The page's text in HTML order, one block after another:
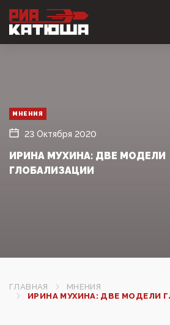
МНЕНИЯ
23 Октября 2020
ИРИНА МУХИНА: ДВЕ МОДЕЛИ
ГЛОБАЛИЗАЦИИ
ГЛАВНАЯ
МНЕНИЯ
ИРИНА МУХИНА: ДВЕ МОДЕЛИ